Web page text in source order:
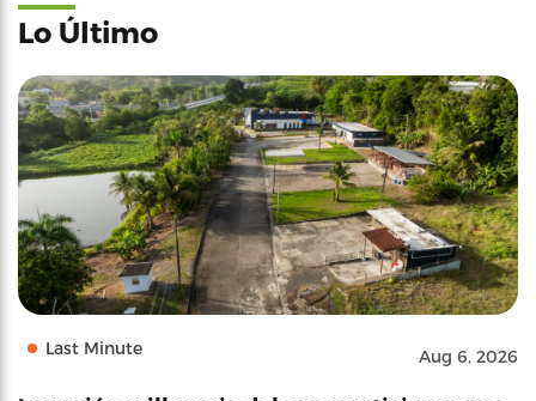
Lo Último
Last Minute Aug 6, 2026